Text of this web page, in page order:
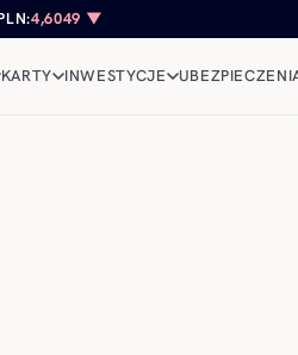
4,6049 ▼
KARTY INWESTYCJE